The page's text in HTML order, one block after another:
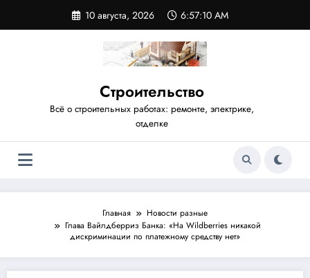
содержимому
10 августа, 2026 6:57:10 AM
Строительство
Всё о строительных работах: ремонте, электрике,
отделке
Главная
Новости разные
Глава Вайлдберриз Банка: «На Wildberries никакой
дискриминации по платежному средству нет»